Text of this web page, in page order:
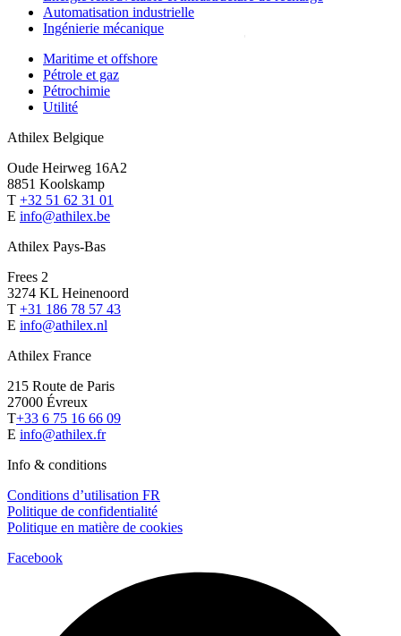
Automatisation industrielle
Ingénierie mécanique
Maritime et offshore
Pétrole et gaz
Pétrochimie
Utilité
Athilex Belgique
Oude Heirweg 16A2
8851 Koolskamp
T +32 51 62 31 01
E info@athilex.be
Athilex Pays-Bas
Frees 2
3274 KL Heinenoord
T +31 186 78 57 43
E info@athilex.nl
Athilex France
215 Route de Paris
27000 Évreux
T+33 6 75 16 66 09
E info@athilex.fr
Info & conditions
Conditions d’utilisation FR
Politique de confidentialité
Politique en matière de cookies
Facebook